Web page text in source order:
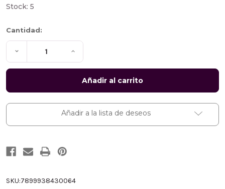
SKU:7899938430064
Stock: 5
Cantidad:
Disminuir
la
cantidad
Compacta
RV1960,
azul
con
Aumentar
la
cantidad
Biblia
Compacta
Letra
Gigante
RV1960,
Añadir a la lista de deseos